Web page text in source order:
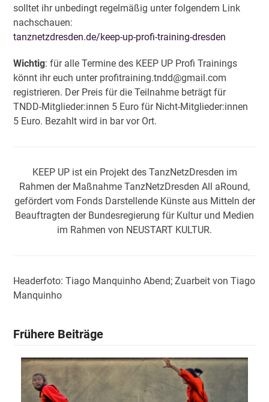
solltet ihr unbedingt regelmäßig unter folgendem Link
nachschauen:
tanznetzdresden.de/keep-up-profi-training-dresden
Wichtig: für alle Termine des KEEP UP Profi Trainings
könnt ihr euch unter profitraining.tndd@gmail.com
registrieren. Der Preis für die Teilnahme beträgt für
TNDD-Mitglieder:innen 5 Euro für Nicht-Mitglieder:innen
5 Euro. Bezahlt wird in bar vor Ort.
KEEP UP ist ein Projekt des TanzNetzDresden im
Rahmen der Maßnahme TanzNetzDresden All aRound,
gefördert vom Fonds Darstellende Künste aus Mitteln der
Beauftragten der Bundesregierung für Kultur und Medien
im Rahmen von NEUSTART KULTUR.
Headerfoto: Tiago Manquinho Abend; Zuarbeit von Tiago
Manquinho
Frühere Beiträge